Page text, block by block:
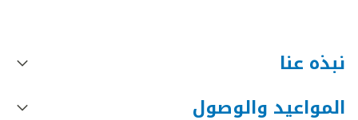
نبذه عنا
المواعيد والوصول